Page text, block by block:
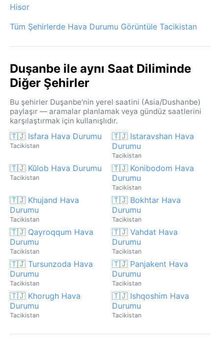
Hisor
Tüm Şehirlerde Hava Durumu Görüntüle Tacikistan
Duşanbe ile aynı Saat Diliminde
Diğer Şehirler
Bu şehirler Duşanbe'nin yerel saatini (Asia/Dushanbe)
paylaşır — aramalar planlamak veya gündüz saatlerini
karşılaştırmak için kullanışlıdır.
🇹🇯 Isfara Hava Durumu
Tacikistan
🇹🇯 Istaravshan Hava
Durumu
Tacikistan
🇹🇯 Kŭlob Hava Durumu
Tacikistan
🇹🇯 Konibodom Hava
Durumu
Tacikistan
🇹🇯 Khujand Hava
Durumu
Tacikistan
🇹🇯 Bokhtar Hava
Durumu
Tacikistan
🇹🇯 Qayroqqum Hava
Durumu
Tacikistan
🇹🇯 Vahdat Hava
Durumu
Tacikistan
🇹🇯 Tursunzoda Hava
Durumu
Tacikistan
🇹🇯 Panjakent Hava
Durumu
Tacikistan
🇹🇯 Khorugh Hava
Durumu
Tacikistan
🇹🇯 Ishqoshim Hava
Durumu
Tacikistan